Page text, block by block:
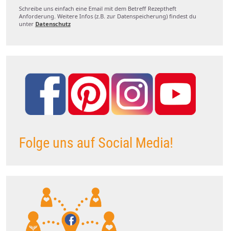
Schreibe uns einfach eine Email mit dem Betreff Rezeptheft
Anforderung. Weitere Infos (z.B. zur Datenspeicherung) findest du
unter Datenschutz
Folge uns auf Social Media!